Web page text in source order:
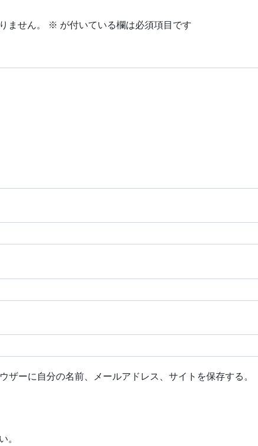
ません。 ※ が付いている欄は必須項目です
ザーに自分の名前、メールアドレス、サイトを保存する。
。